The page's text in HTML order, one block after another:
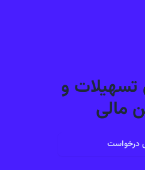
و
مالی
درخواست